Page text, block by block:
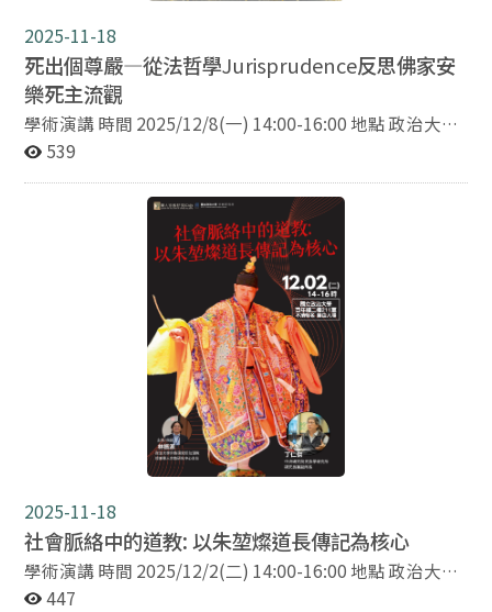
「善終」怎麼包含如何好好變老，以及如何從今天開始過
一個好的生活。 Amitabha 2.0: From a Good Death to a
Good Life For university students, dying and death
often seem very far away. Yet impermanence is part of
everyone’s life. We may experience the loss of loved
ones, friends, or even a pet. And eventually, all of us will
face death. As societies change, ideas about what
counts as a “good death” also change. These ideas are
shaped by local traditions, religious beliefs, modern
medicine, and many other social developments. This
lecture explores these changes by looking at how
Taiwanese Buddhists respond to questions of aging,
dying, and death today. Through this example, we will
also reflect together on the many possible ways of
thinking about a good death in contemporary society.
We will explore how preparing for a good death also
involves aging well, and how this preparation
ultimately points toward living a good life that begins
2025-11-18
死出個尊嚴—從法哲學Jurisprudence反思佛家安
樂死主流觀
學術演講 時間 2025/12/8(一) 14:00-16:00 地點 政治大學
百年樓211教室 題目：死出個尊嚴—從法哲學
(Andy M.C. Chiu)，澳洲法律學院主任學者 (Presiding
Scholar, College of Law, Australia) 主持 林振源(政治大學
宗教研究所助理教授兼華人宗教研究中心主任) 與談 劉宇
光(政治大學華人宗教研究中心客座研究員) 語言：中文 摘
要：佛家主流主要按不害戒反對安樂死。本講試圖從中
觀、唯識及律學建構法哲學，輔以弗洛伊德 (Sigmund
Freud) 心理分折學說，審視佛家安樂死主流觀。
539
2025-11-18
社會脈絡中的道教: 以朱堃燦道長傳記為核心
學術演講 時間 2025/12/2(二) 14:00-16:00 地點 政治大學
百年樓二樓211室 題目：社會脈絡中的道教: 以朱堃燦道
447